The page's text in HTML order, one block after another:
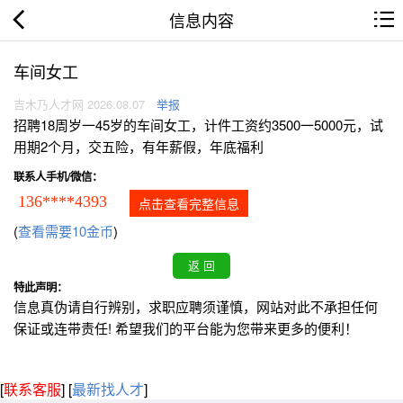
信息内容
车间女工
吉木乃人才网 2026.08.07 举报
招聘18周岁一45岁的车间女工，计件工资约3500一5000元，试
用期2个月，交五险，有年薪假，年底福利
联系人手机/微信：
136****4393 点击查看完整信息
(查看需要10金币)
特此声明：
信息真伪请自行辨别，求职应聘须谨慎，网站对此不承担任何
保证或连带责任! 希望我们的平台能为您带来更多的便利！
[联系客服] [最新找人才]